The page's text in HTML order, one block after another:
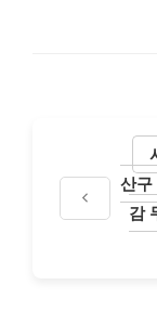
산구
감